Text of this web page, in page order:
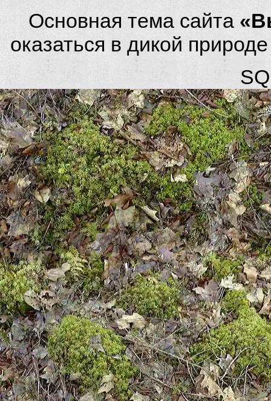
Основная тема сайта
оказаться в дикой